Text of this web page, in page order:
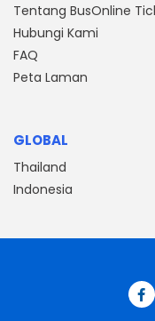
Tentang BusOnline
Hubungi Kami
FAQ
Peta Laman
GLOBAL
Thailand
Indonesia